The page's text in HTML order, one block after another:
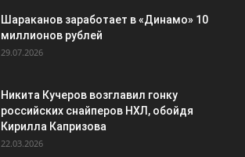
Шараканов заработает в «Динамо» 10
миллионов рублей
29.07.2026
Никита Кучеров возглавил гонку
российских снайперов НХЛ, обойдя
Кирилла Капризова
22.03.2026